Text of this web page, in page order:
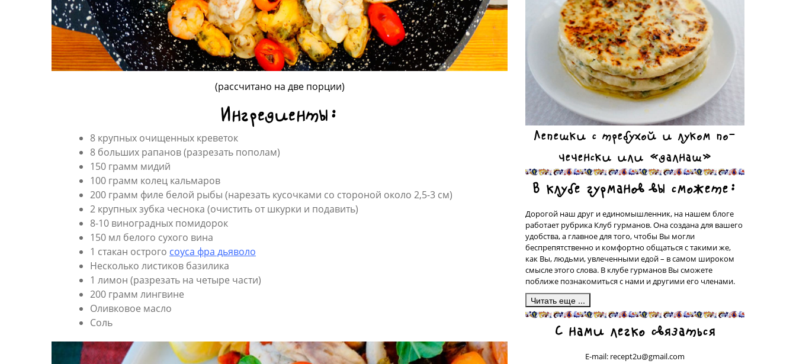
(рассчитано на две порции)
Ингредиенты:
8 крупных очищенных креветок
8 больших рапанов (разрезать пополам)
150 грамм мидий
100 грамм колец кальмаров
200 грамм филе белой рыбы (нарезать кусочками со стороной около 2,5-3 см)
2 крупных зубка чеснока (очистить от шкурки и подавить)
8-10 виноградных помидорок
150 мл белого сухого вина
1 стакан острого соуса фра дьяволо
Несколько листиков базилика
1 лимон (разрезать на четыре части)
200 грамм лингвине
Оливковое масло
Соль
Лепешки с требухой и луком по-
чеченски или «далнаш»
В клубе гурманов вы сможете:
Дорогой наш друг и единомышленник, на нашем блоге
работает рубрика Клуб гурманов. Она создана для вашего
удобства, а главное для того, чтобы Вы могли
беспрепятственно и комфортно общаться с такими же,
как Вы, людьми, увлеченными едой – в самом широком
смысле этого слова. В клубе гурманов Вы сможете
поближе познакомиться с нами и другими его членами.
Здесь, в подрубрике «Сделано на моей кухне» у вас будет
прекрасная возможность поделиться со всеми рецептами
блюд, которые были сделаны вашими собственными
рецепт с фотографией приготовленного Вами блюда
С нами легко связаться
E-mail: recept2u@gmail.com